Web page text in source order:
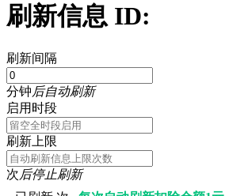
刷新信息 ID:
刷新间隔
分钟后自动刷新
启用时段
刷新上限
次后停止刷新